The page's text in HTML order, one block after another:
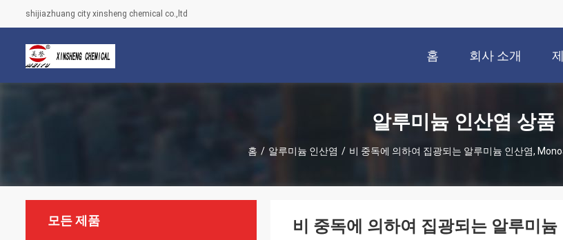
shijiazhuang city xinsheng chemical co.,ltd
홈 회사 소개
알루미늄 인산염 상품
홈 / 알루미늄 인산염 / 비 중독에 의하여 집광되는 알루미늄 인산염,
모든 제품 비 중독에 의하여 집광되는 알루미